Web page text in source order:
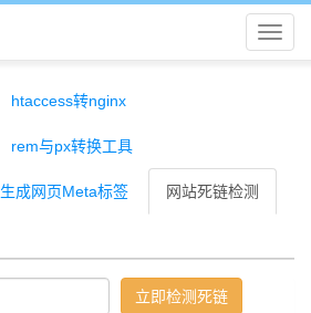
万
线
htaccess转nginx
rem与px转换工具
生成网页Meta标签 网站死链检测
立即检测死链